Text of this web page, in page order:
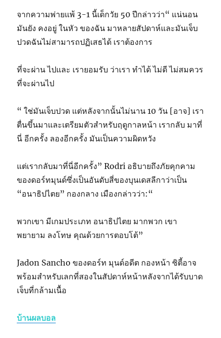
จากความพ่ายแพ้ 3-1 นี้เด็กวัย 50 ปีกล่าวว่า“ แน่นอน
มันยัง คงอยู่ ในหัว ของฉัน มาหลายสัปดาห์และมันเจ็บ
ปวดฉันไม่สามารถปฏิเสธได้ เราต้องการ
ที่จะผ่าน ไปและ เรายอมรับ ว่าเรา ทำได้ ไม่ดี ไม่สมควร
ที่จะผ่านไป
“ ใช่มันเจ็บปวด แต่หลังจากนั้นไม่นาน 10 วัน [อาจ] เรา
ตื่นขึ้นมาและเตรียมตัวสำหรับฤดูกาลหน้า เรากลับ มาที่
นี่ อีกครั้ง ลองอีกครั้ง มันเป็นความผิดหวัง
แต่เรากลับมาที่นี่อีกครั้ง” Rodri อธิบายถึงภัยคุกคาม
ของดอร์ทมุนด์ซึ่งเป็นอันดับสี่ของบุนเดสลีกาว่าเป็น
“อนาธิปไตย” กองกลาง เมืองกล่าวว่า:“
พวกเขา มีเกมประเภท อนาธิปไตย มากพวก เขา
พยายาม ลงโทษ คุณด้วยการตอบโต้”
Jadon Sancho ของดอร์ท มุนด์อดีต กองหน้า ซิตี้อาจ
พร้อมสำหรับเลกที่สองในสัปดาห์หน้าหลังจากได้รับบาด
เจ็บที่กล้ามเนื้อ
บ้านผลบอล